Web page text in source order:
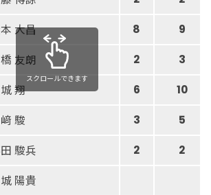
大昌 8 9
友朗 2 3
翔 6 10
駿 3 5
駿兵 2 2
陽貴
スクロールできます